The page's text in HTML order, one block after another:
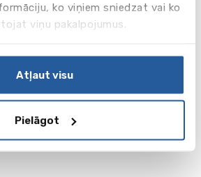
ko viņiem sniedzat vai ko
viņu pakalpojumus.
Atļaut visu
Pielāgot